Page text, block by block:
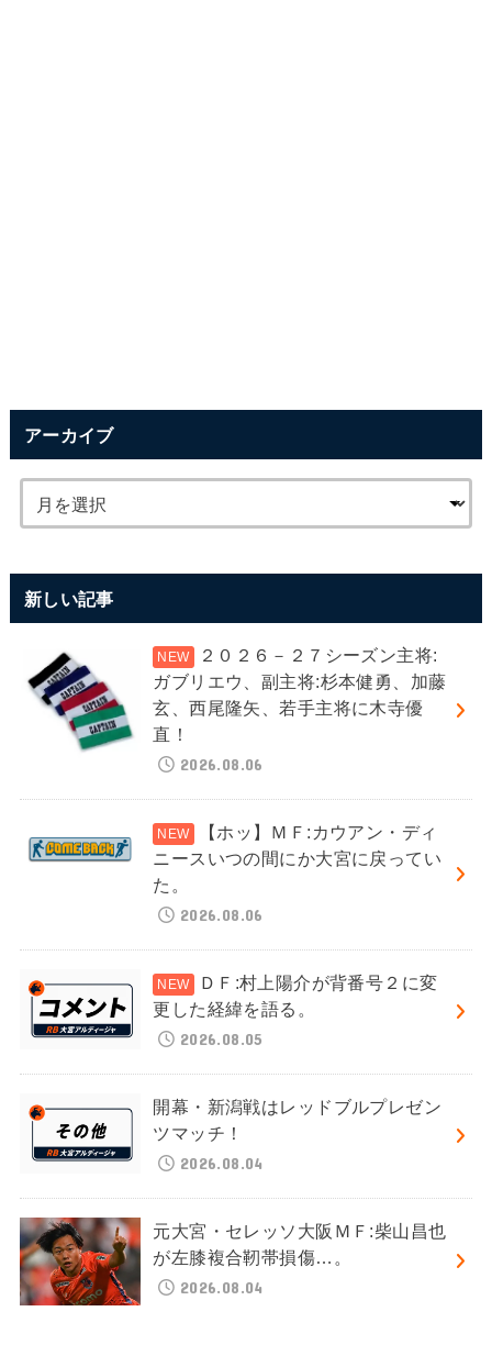
アーカイブ
新しい記事
２０２６－２７シーズン主将:
ガブリエウ、副主将:杉本健勇、加藤
玄、西尾隆矢、若手主将に木寺優
直！
2026.08.06
【ホッ】ＭＦ:カウアン・ディ
ニースいつの間にか大宮に戻ってい
た。
2026.08.06
ＤＦ:村上陽介が背番号２に変
更した経緯を語る。
2026.08.05
開幕・新潟戦はレッドブルプレゼン
ツマッチ！
2026.08.04
元大宮・セレッソ大阪ＭＦ:柴山昌也
が左膝複合靭帯損傷…。
2026.08.04